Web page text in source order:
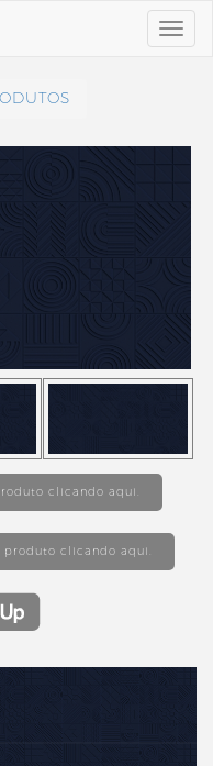
clicando aqui.
produto clicando aqui.